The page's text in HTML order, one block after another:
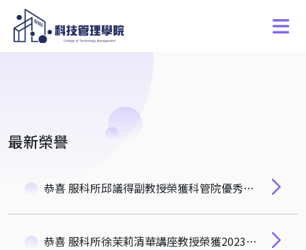
最新榮譽
恭喜 服科所邱議得副教授榮獲科管院優秀青年學者獎
恭喜 服科所徐茉莉清華講座教授榮獲2023玉山學術獎